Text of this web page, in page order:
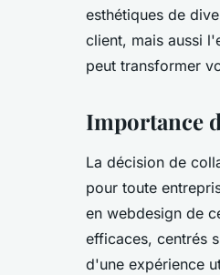
esthétiques de
client, mais aussi
peut transformer
Importance
La décision de
pour toute
en webdesign de
efficaces, centrés
d'une expérience